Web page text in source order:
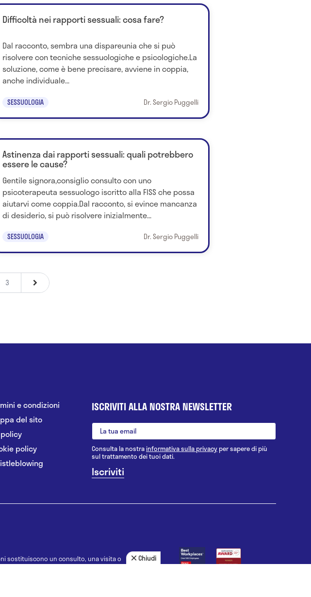
Difficoltà nei rapporti sessuali: cosa fare?
Dal racconto, sembra una dispareunia che si può
risolvere con tecniche sessuologiche e psicologiche.La
soluzione, come è bene precisare, avviene in coppia,
anche individuale...
SESSUOLOGIA Dr. Sergio Puggelli
Astinenza dai rapporti sessuali: quali potrebbero
essere le cause?
Gentile signora,consiglio consulto con uno
psicoterapeuta sessuologo iscritto alla FISS che possa
aiutarvi come coppia.Dal racconto, si evince mancanza
di desiderio, si può risolvere inizialmente...
SESSUOLOGIA Dr. Sergio Puggelli
3
e condizioni
del sito
policy
ISCRIVITI ALLA NOSTRA NEWSLETTER
Consulta la nostrainformativa sulla privacy per sapere di più
sul trattamento dei tuoi dati.
sostituiscono un consulto, una visita o
per la formulazione di una diagnosi, la
Chiudi